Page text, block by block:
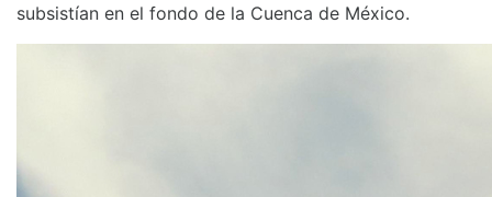
subsistían en el fondo de la Cuenca de México.